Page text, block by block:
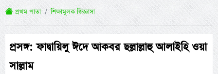
প্রথম পাতা শিক্ষামূলক জিজ্ঞাসা
প্রসঙ্গ: ফাদ্বায়িলু ঈদে আকবর ছল্লাল্লাহু আলাইহি ওয়া
সাল্লাম